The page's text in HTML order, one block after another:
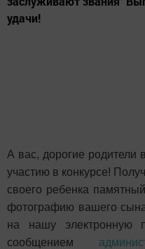
удачи!
А вас, дорогие родители
участию в конкурсе!
своего ребенка
фотографию вашего
на нашу электронную
сообщением